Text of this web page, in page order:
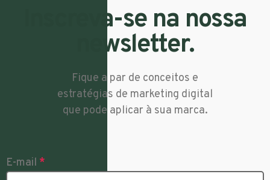
Inscreva-se na nossa
newsletter.
Fique a par de conceitos e
estratégias de marketing digital
que pode aplicar à sua marca.
E-mail *